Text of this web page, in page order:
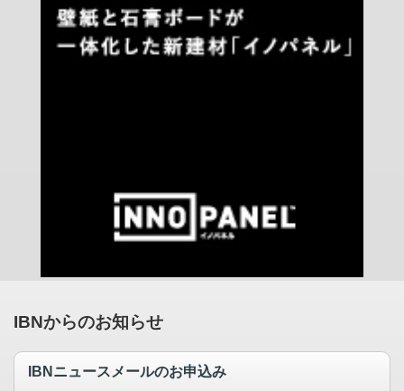
IBNからのお知らせ
IBNニュースメールのお申込み